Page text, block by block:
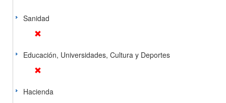
Sanidad
Educación, Universidades, Cultura y Deportes
Hacienda